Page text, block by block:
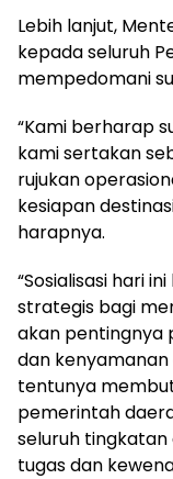
Lebih lanjut,
kepada seluruh
mempedomani
“Kami berharap
kami sertakan
rujukan
kesiapan
harapnya.
“Sosialisasi hari
strategis bagi
akan pentingnya
dan
tentunya
pemerintah
seluruh tingkatan
tugas dan